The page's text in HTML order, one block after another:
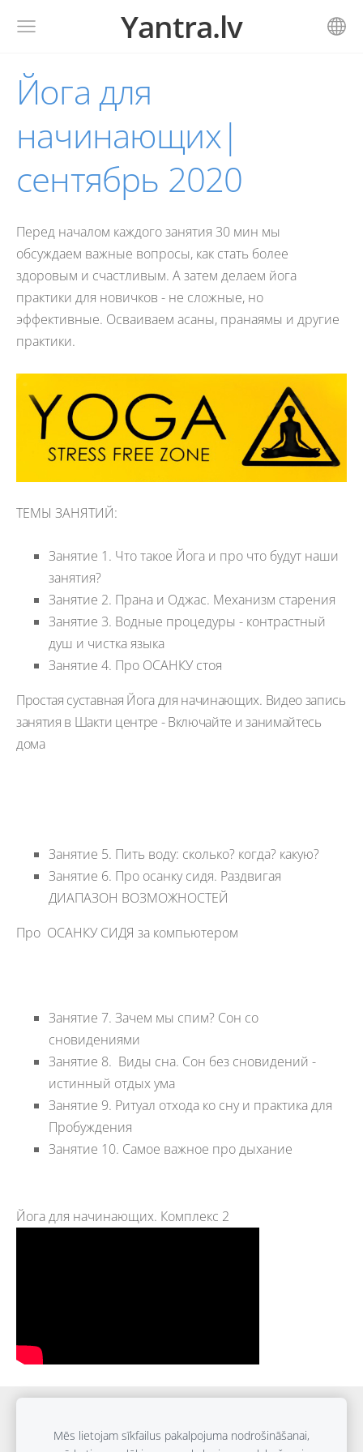
Yantra.lv
Йога для
начинающих|
сентябрь 2020
Перед началом каждого занятия 30 мин мы
обсуждаем важные вопросы, как стать более
здоровым и счастливым. А затем делаем йога
практики для новичков - не сложные, но
эффективные. Осваиваем асаны, пранаямы и другие
практики.
ТЕМЫ ЗАНЯТИЙ:
Занятие 1. Что такое Йога и про что будут наши
занятия?
Занятие 2. Прана и Оджас. Механизм старения
Занятие 3. Водные процедуры - контрастный
душ и чистка языка
Занятие 4. Про ОСАНКУ стоя
Простая суставная Йога для начинающих. Видео запись
занятия в Шакти центре -Включайте и занимайтесь
дома
Занятие 5. Пить воду: сколько? когда? какую?
Занятие 6. Про осанку сидя. Раздвигая
ДИАПАЗОН ВОЗМОЖНОСТЕЙ
Про ОСАНКУ СИДЯ за компьютером
Занятие 7. Зачем мы спим? Сон со
сновидениями
Занятие 8. Виды сна. Сон без сновидений -
истинный отдых ума
Занятие 9. Ритуал отхода ко сну и практика для
Пробуждения
Занятие 10. Самое важное про дыхание
Йога для начинающих. Комплекс 2
Mēs lietojam sīkfailus pakalpojuma nodrošināšanai,